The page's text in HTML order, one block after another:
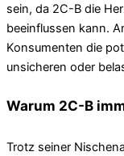
sein, da 2C-B die
beeinflussen kann.
Konsumenten die
unsicheren oder
Warum 2C-B
Trotz seiner